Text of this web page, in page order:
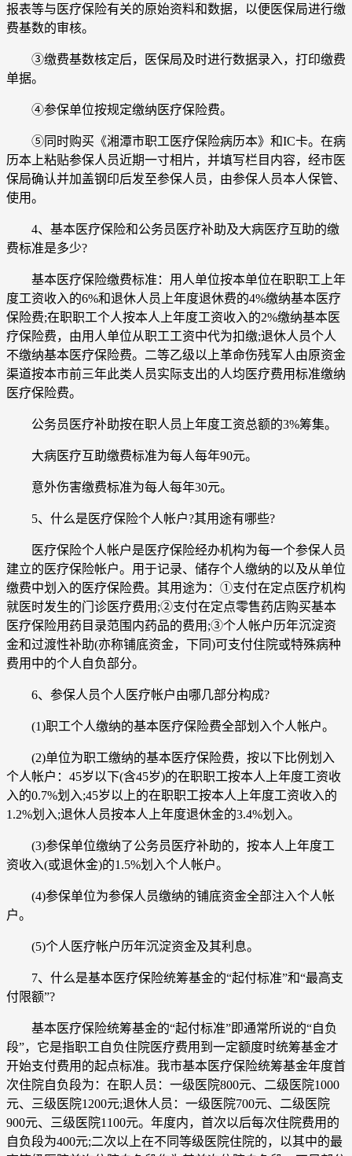
报表等与医疗保险有关的原始资料和数据，以便医保局进行缴
费基数的审核。
③缴费基数核定后，医保局及时进行数据录入，打印缴费
单据。
④参保单位按规定缴纳医疗保险费。
⑤同时购买《湘潭市职工医疗保险病历本》和IC卡。在病
历本上粘贴参保人员近期一寸相片，并填写栏目内容，经市医
保局确认并加盖钢印后发至参保人员，由参保人员本人保管、
使用。
4、基本医疗保险和公务员医疗补助及大病医疗互助的缴
费标准是多少?
基本医疗保险缴费标准：用人单位按本单位在职职工上年
度工资收入的6%和退休人员上年度退休费的4%缴纳基本医疗
保险费;在职职工个人按本人上年度工资收入的2%缴纳基本医
疗保险费，由用人单位从职工工资中代为扣缴;退休人员个人
不缴纳基本医疗保险费。二等乙级以上革命伤残军人由原资金
渠道按本市前三年此类人员实际支出的人均医疗费用标准缴纳
医疗保险费。
公务员医疗补助按在职人员上年度工资总额的3%筹集。
大病医疗互助缴费标准为每人每年90元。
意外伤害缴费标准为每人每年30元。
5、什么是医疗保险个人帐户?其用途有哪些?
医疗保险个人帐户是医疗保险经办机构为每一个参保人员
建立的医疗保险帐户。用于记录、储存个人缴纳的以及从单位
缴费中划入的医疗保险费。其用途为：①支付在定点医疗机构
就医时发生的门诊医疗费用;②支付在定点零售药店购买基本
医疗保险用药目录范围内药品的费用;③个人帐户历年沉淀资
金和过渡性补助(亦称铺底资金，下同)可支付住院或特殊病种
费用中的个人自负部分。
6、参保人员个人医疗帐户由哪几部分构成?
(1)职工个人缴纳的基本医疗保险费全部划入个人帐户。
(2)单位为职工缴纳的基本医疗保险费，按以下比例划入
个人帐户：45岁以下(含45岁)的在职职工按本人上年度工资收
入的0.7%划入;45岁以上的在职职工按本人上年度工资收入的
1.2%划入;退休人员按本人上年度退休金的3.4%划入。
(3)参保单位缴纳了公务员医疗补助的，按本人上年度工
资收入(或退休金)的1.5%划入个人帐户。
(4)参保单位为参保人员缴纳的铺底资金全部注入个人帐
户。
(5)个人医疗帐户历年沉淀资金及其利息。
7、什么是基本医疗保险统筹基金的“起付标准”和“最高支
付限额”?
基本医疗保险统筹基金的“起付标准”即通常所说的“自负
段”，它是指职工自负住院医疗费用到一定额度时统筹基金才
开始支付费用的起点标准。我市基本医疗保险统筹基金年度首
次住院自负段为：在职人员：一级医院800元、二级医院1000
元、三级医院1200元;退休人员：一级医院700元、二级医院
900元、三级医院1100元。年度内，首次以后每次住院费用的
自负段为400元;二次以上在不同等级医院住院的，以其中的最